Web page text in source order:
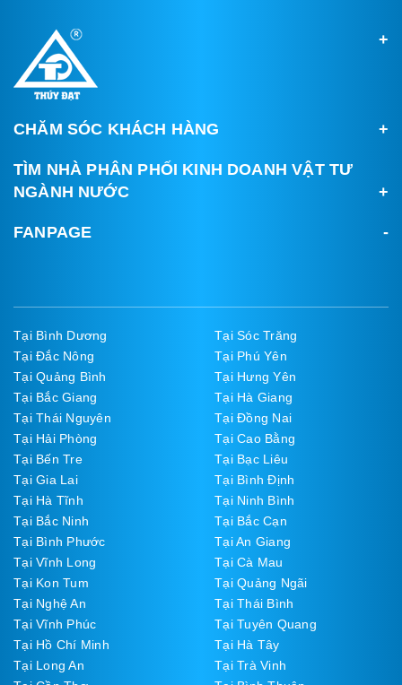
CHĂM SÓC KHÁCH HÀNG
TÌM NHÀ PHÂN PHỐI KINH DOANH VẬT TƯ
NGÀNH NƯỚC
FANPAGE
Tại Bình Dương
Tại Sóc Trăng
Tại Đắc Nông
Tại Phú Yên
Tại Quảng Bình
Tại Hưng Yên
Tại Bắc Giang
Tại Hà Giang
Tại Thái Nguyên
Tại Đồng Nai
Tại Hải Phòng
Tại Cao Bằng
Tại Bến Tre
Tại Bạc Liêu
Tại Gia Lai
Tại Bình Định
Tại Hà Tĩnh
Tại Ninh Bình
Tại Bắc Ninh
Tại Bắc Cạn
Tại Bình Phước
Tại An Giang
Tại Vĩnh Long
Tại Cà Mau
Tại Kon Tum
Tại Quảng Ngãi
Tại Nghệ An
Tại Thái Bình
Tại Vĩnh Phúc
Tại Tuyên Quang
Tại Hồ Chí Minh
Tại Hà Tây
Tại Long An
Tại Trà Vinh